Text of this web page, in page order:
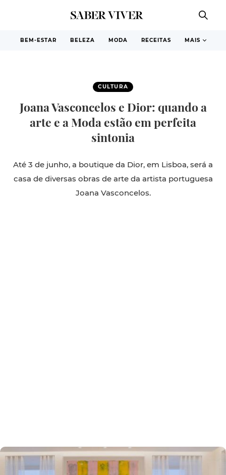
BEM-ESTAR BELEZA MODA RECEITAS MAIS
CULTURA
Joana Vasconcelos e Dior: quando a
arte e a Moda estão em perfeita
sintonia
Até 3 de junho, a boutique da Dior, em Lisboa, será a
casa de diversas obras de arte da artista portuguesa
Joana Vasconcelos.